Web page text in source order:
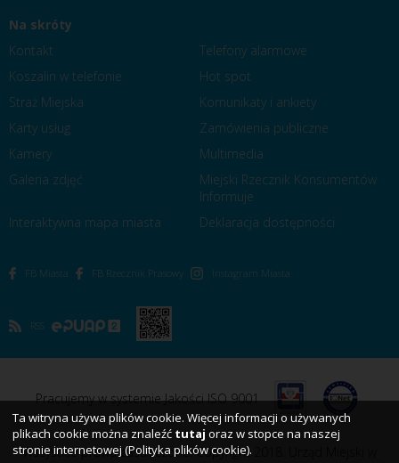
Na skróty
Kontakt
Telefony alarmowe
Koszalin w telefonie
Hot spot
Straż Miejska
Komunikaty i ankiety
Karty usług
Zamówienia publiczne
Kamery
Multimedia
Galeria zdjęć
Miejski Rzecznik Konsumentów
Informuje
Interaktywna mapa miasta
Deklaracja dostępności
FB Miasta FB Rzecznik Prasowy Instagram Miasta
RSS
Pracujemy w systemie Jakości ISO 9001
Wszystkie prawa zastrzeżone. Copyright 2018. Urząd Miejski w
Ta witryna używa plików cookie. Więcej informacji o używanych
plikach cookie można znaleźć tutaj oraz w stopce na naszej
stronie internetowej (Polityka plików cookie).